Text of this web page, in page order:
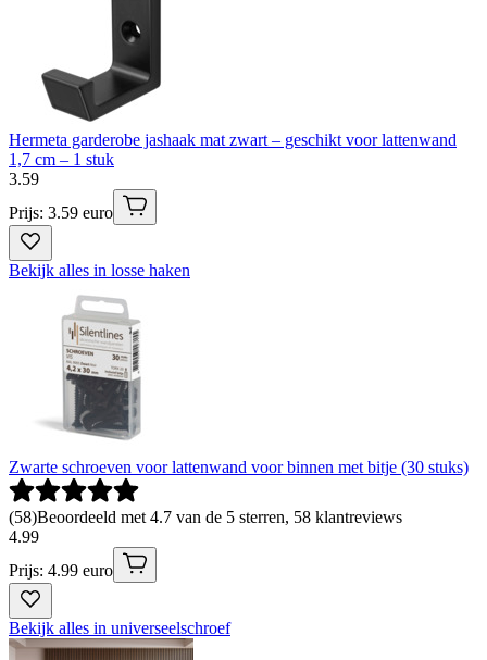
Hermeta garderobe jashaak mat zwart – geschikt voor lattenwand
1,7 cm – 1 stuk
3.59
Prijs: 3.59 euro
Bekijk alles in losse haken
Zwarte schroeven voor lattenwand voor binnen met bitje (30 stuks)
(58)Beoordeeld met 4.7 van de 5 sterren, 58 klantreviews
4.99
Prijs: 4.99 euro
Bekijk alles in universeelschroef